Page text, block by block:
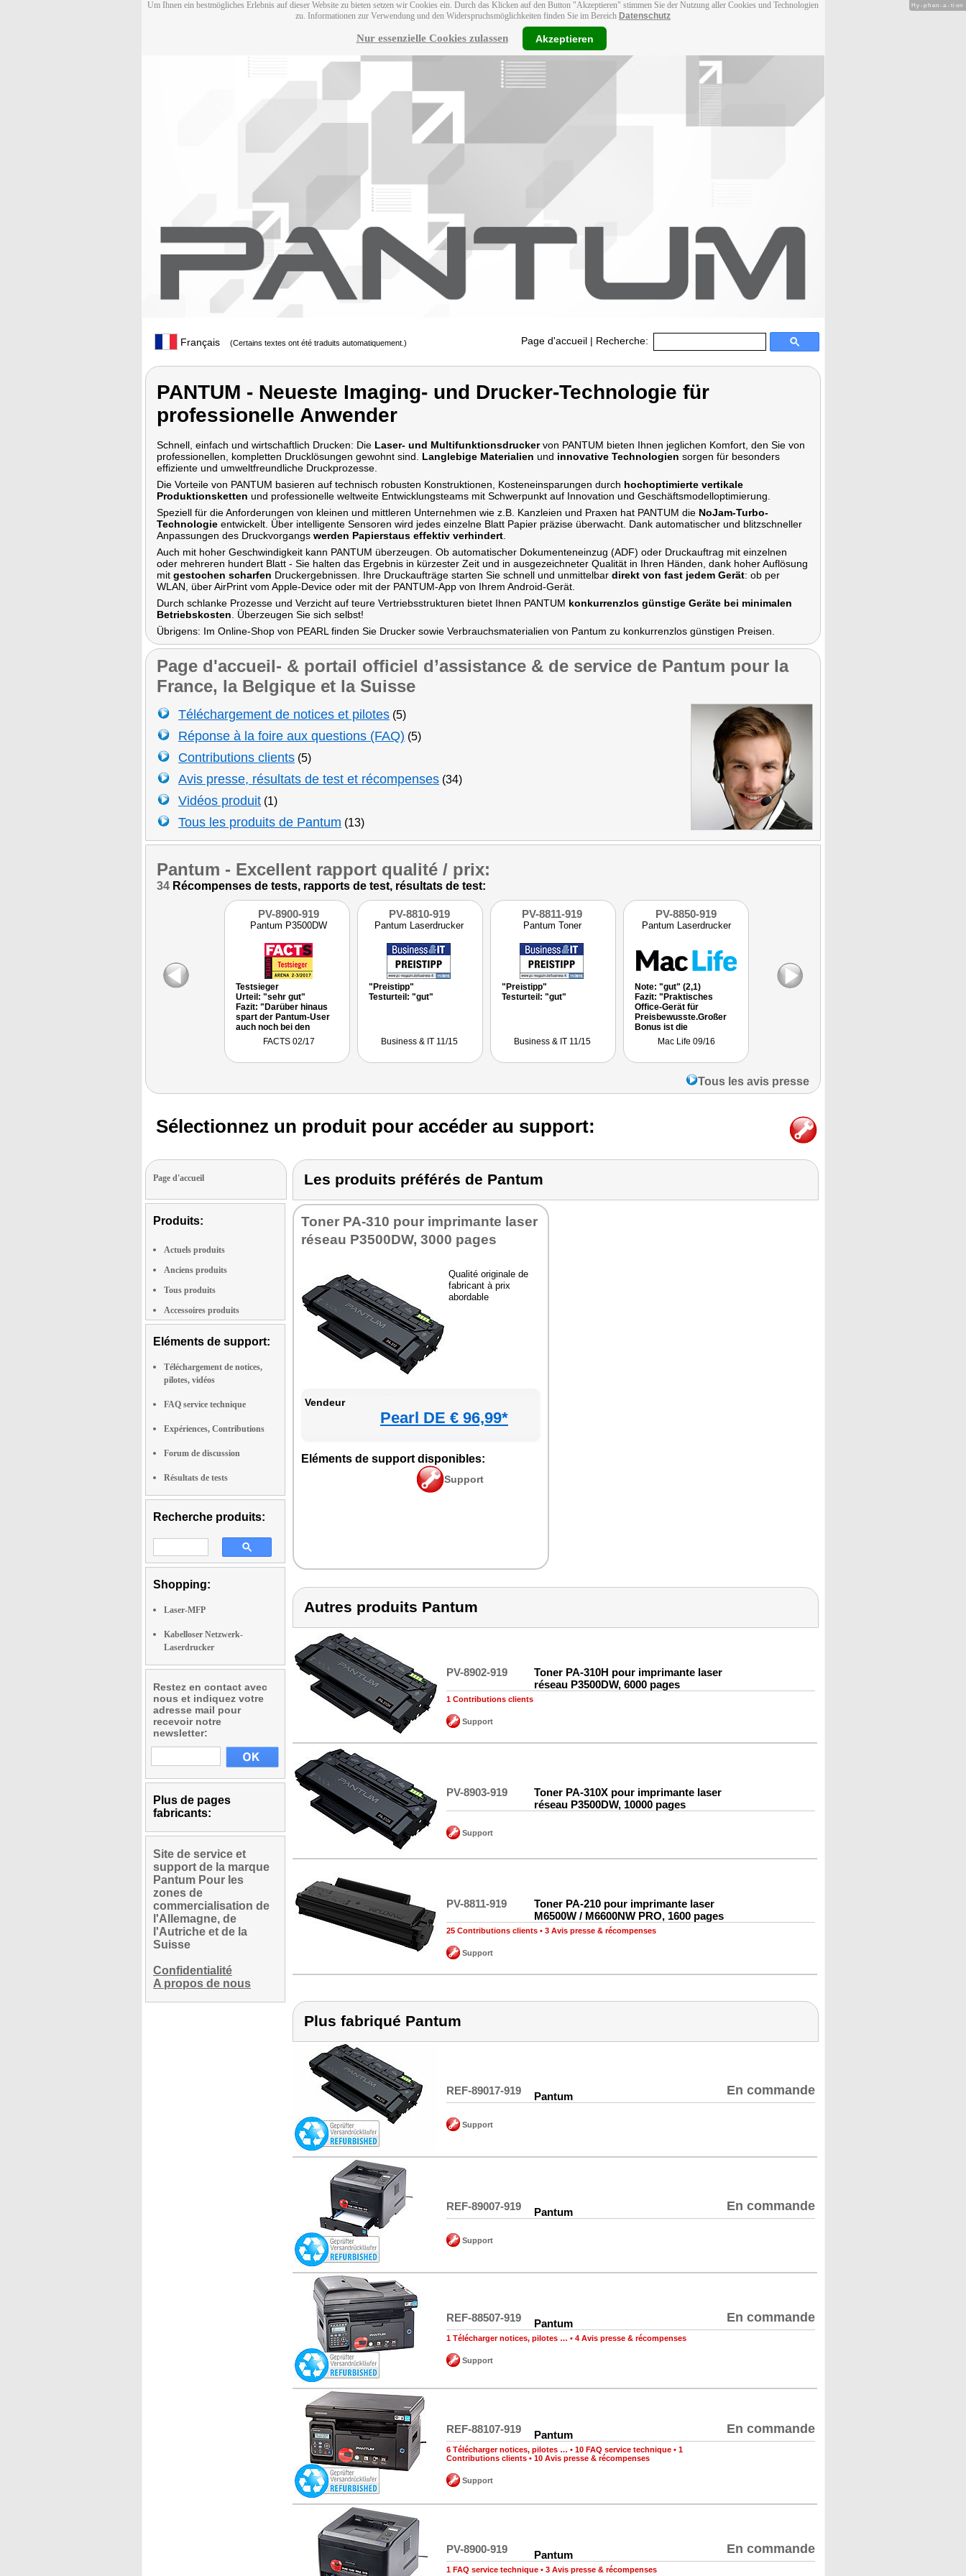
Um Ihnen ein bestmögliches Erlebnis auf dieser Website zu bieten setzen wir Cookies ein. Durch das Klicken auf den Button "Akzeptieren" stimmen Sie der Nutzung aller Cookies und Technologien
zu. Informationen zur Verwendung und den Widerspruchsmöglichkeiten finden Sie im Bereich Datenschutz
Nur essenzielle Cookies zulassen Akzeptieren
Français (Certains textes ont été traduits automatiquement.) Page d'accueil | Recherche:
PANTUM - Neueste Imaging- und Drucker-Technologie für
professionelle Anwender
Schnell, einfach und wirtschaftlich Drucken: Die Laser- und Multifunktionsdruckervon PANTUM bieten Ihnen jeglichen Komfort, den Sie von
professionellen, kompletten Drucklösungen gewohnt sind. Langlebige Materialien und innovative Technologien sorgen für besonders
effiziente und umweltfreundliche Druckprozesse.
Die Vorteile von PANTUM basieren auf technisch robusten Konstruktionen, Kosteneinsparungen durch hochoptimierte vertikale
Produktionsketten und professionelle weltweite Entwicklungsteams mit Schwerpunkt auf Innovation und Geschäftsmodelloptimierung.
Speziell für die Anforderungen von kleinen und mittleren Unternehmen wie z.B. Kanzleien und Praxen hat PANTUM die NoJam-Turbo-
Technologie entwickelt. Über intelligente Sensoren wird jedes einzelne Blatt Papier präzise überwacht. Dank automatischer und blitzschneller
Anpassungen des Druckvorgangs werden Papierstaus effektiv verhindert.
Auch mit hoher Geschwindigkeit kann PANTUM überzeugen. Ob automatischer Dokumenteneinzug (ADF) oder Druckauftrag mit einzelnen
oder mehreren hundert Blatt - Sie halten das Ergebnis in kürzester Zeit und in ausgezeichneter Qualität in Ihren Händen, dank hoher Auflösung
mit gestochen scharfen Druckergebnissen. Ihre Druckaufträge starten Sie schnell und unmittelbar direkt von fast jedem Gerät: ob per
WLAN, über AirPrint vom Apple-Device oder mit der PANTUM-App von Ihrem Android-Gerät.
Durch schlanke Prozesse und Verzicht auf teure Vertriebsstrukturen bietet Ihnen PANTUM konkurrenzlos günstige Geräte bei minimalen
Betriebskosten. Überzeugen Sie sich selbst!
Übrigens: Im Online-Shop von PEARL finden Sie Drucker sowie Verbrauchsmaterialien von Pantum zu konkurrenzlos günstigen Preisen.
Page d'accueil- & portail officiel d’assistance & de service de Pantum pour la
France, la Belgique et la Suisse
Téléchargement de notices et pilotes (5)
Réponse à la foire aux questions (FAQ) (5)
Contributions clients (5)
Avis presse, résultats de test et récompenses (34)
Vidéos produit (1)
Tous les produits de Pantum (13)
Pantum - Excellent rapport qualité / prix:
34 Récompenses de tests, rapports de test, résultats de test:
PV-8900-919
Pantum P3500DW
Testsieger
Urteil: "sehr gut"
Fazit: "Darüber hinaus
spart der Pantum-User
auch noch bei den
Verbrauchsmaterialen,die
ebenfalls um einiges
FACTS 02/17
PV-8810-919
Pantum Laserdrucker
"Preistipp"
Testurteil: "gut"
Business & IT 11/15
PV-8811-919
Pantum Toner
"Preistipp"
Testurteil: "gut"
Business & IT 11/15
PV-8850-919
Pantum Laserdrucker
Note: "gut" (2,1)
Fazit: "Praktisches
Office-Gerät für
Preisbewusste.Großer
Bonus ist die
Unterstützung von
AirPrint."
Mac Life 09/16
"Preistipp"
Tous les avis presse
Sélectionnez un produit pour accéder au support:
Page d'accueil
Produits:
Actuels produits
Anciens produits
Tous produits
Accessoires produits
Eléments de support:
Téléchargement de notices,
pilotes, vidéos
FAQ service technique
Expériences, Contributions
Forum de discussion
Résultats de tests
Recherche produits:
Shopping:
Laser-MFP
Kabelloser Netzwerk-
Laserdrucker
Restez en contact avec
nous et indiquez votre
adresse mail pour
recevoir notre
newsletter:
Plus de pages
fabricants:
Site de service et
support de la marque
Pantum Pour les
zones de
commercialisation de
l'Allemagne, de
l'Autriche et de la
Suisse
Confidentialité
A propos de nous
Les produits préférés de Pantum
Toner PA-310 pour impri­mante laser
réseau P3500DW, 3000 pages
Qua­lité ori­gi­nale de
fabri­cant à prix
abor­dable
Ven­deur
Pearl DE € 96,99*
Elé­ments de sup­port dis­po­nibles:
Sup­port
Autres produits Pantum
PV-8902-919
Toner PA-310H pour imprimante laser
réseau P3500DW, 6000 pages
1 Contributions clients
Support
PV-8903-919
Toner PA-310X pour imprimante laser
réseau P3500DW, 10000 pages
Support
PV-8811-919
Toner PA-210 pour imprimante laser
M6500W / M6600NW PRO, 1600 pages
25 Contributions clients • 3 Avis presse & récompenses
Support
Plus fabriqué Pantum
REF-89017-919 Pantum En commande
Support
REF-89007-919 Pantum En commande
Support
REF-88507-919 Pantum En commande
1 Télécharger notices, pilotes … • 4 Avis presse & récompenses
Support
REF-88107-919 Pantum En commande
6 Télécharger notices, pilotes … • 10 FAQ service technique • 1
Contributions clients • 10 Avis presse & récompenses
Support
PV-8900-919 Pantum En commande
1 FAQ service technique • 3 Avis presse & récompenses
Hy-phen-a-tion